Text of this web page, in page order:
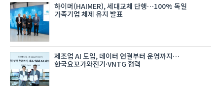
하이머(HAIMER), 세대교체 단행…100% 독일
가족기업 체제 유지 발표
제조업 AI 도입, 데이터 연결부터 운영까지…
한국요꼬가와전기·VNTG 협력